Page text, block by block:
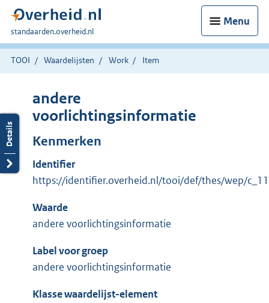
Menu
U
bent
hier:
standaarden.overheid.nl
TOOI Waardelijsten Work Item
andere
voorlichtingsinformatie
Kenmerken
Identifier
https://identifier.overheid.nl/tooi/def/thes/wep/
Waarde
andere voorlichtingsinformatie
Label voor groep
andere voorlichtingsinformatie
Klasse waardelijst-element